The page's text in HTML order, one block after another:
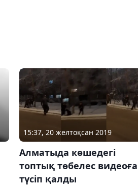
15:37, 20 желтоқсан 2019
Алматыда көшедегі
топтық төбелес видеоға
түсіп қалды